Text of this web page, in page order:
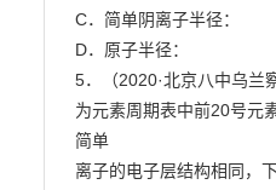
C．简单阴离子半径：
D．原子半径：
5．（2020·北京八中乌兰
为元素周期表中前20号元
简单
离子的电子层结构相同，